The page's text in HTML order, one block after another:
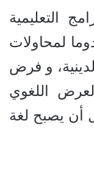
التعليمية
لمحاولات
و فرض
اللغوي
أن يصبح لغة